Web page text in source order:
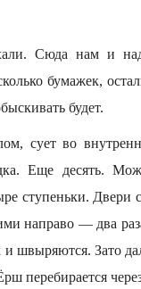
Сюда нам и
бумажек,
будет.
сует во
Еще десять.
ступеньки. Двери
направо — два
швыряются. Зато
перебирается